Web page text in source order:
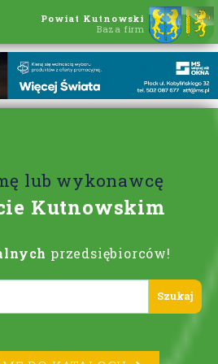
Powiat Kutnowski
Baza firm
lub wykonawcę
Kutnowskim
przedsiębiorców!